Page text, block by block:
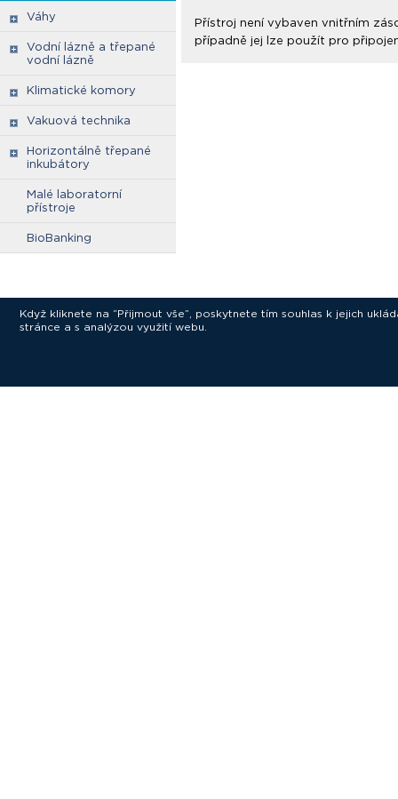
Váhy
Vodní lázně a třepané
vodní lázně
Klimatické komory
Vakuová technika
Horizontálně třepané
inkubátory
Malé laboratorní
přístroje
BioBanking
Přístroj není vybaven vnitřním
případně jej lze použít pro
Když kliknete na “Přijmout vše”, poskytnete tím souhlas k jejich
stránce a s analýzou využití webu.